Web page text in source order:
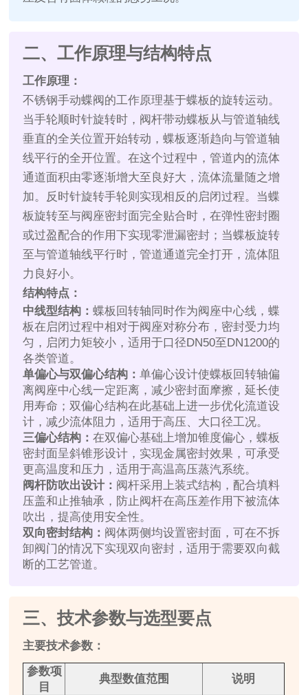
二、工作原理与结构特点
工作原理：
不锈钢手动蝶阀的工作原理基于蝶板的旋转运动。
当手轮顺时针旋转时，阀杆带动蝶板从与管道轴线
垂直的全关位置开始转动，蝶板逐渐趋向与管道轴
线平行的全开位置。在这个过程中，管道内的流体
通道面积由零逐渐增大至良好大，流体流量随之增
加。反时针旋转手轮则实现相反的启闭过程。当蝶
板旋转至与阀座密封面完全贴合时，在弹性密封圈
或过盈配合的作用下实现零泄漏密封；当蝶板旋转
至与管道轴线平行时，管道通道完全打开，流体阻
力良好小。
结构特点：
中线型结构：蝶板回转轴同时作为阀座中心线，蝶
板在启闭过程中相对于阀座对称分布，密封受力均
匀，启闭力矩较小，适用于口径DN50至DN1200的
各类管道。
单偏心与双偏心结构：单偏心设计使蝶板回转轴偏
离阀座中心线一定距离，减少密封面摩擦，延长使
用寿命；双偏心结构在此基础上进一步优化流道设
计，减少流体阻力，适用于高压、大口径工况。
三偏心结构：在双偏心基础上增加锥度偏心，蝶板
密封面呈斜锥形设计，实现金属密封效果，可承受
更高温度和压力，适用于高温高压蒸汽系统。
阀杆防吹出设计： 阀杆采用上装式结构，配合填料
压盖和止推轴承，防止阀杆在高压差作用下被流体
吹出，提高使用安全性。
双向密封结构： 阀体两侧均设置密封面，可在不拆
卸阀门的情况下实现双向密封，适用于需要双向截
断的工艺管道。
三、技术参数与选型要点
主要技术参数：
参数项
目
典型数值范围
说明